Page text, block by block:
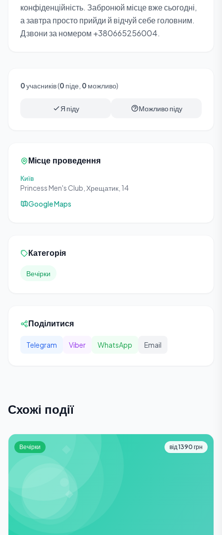
конфіденційність. Забронюй місце вже сьогодні,
а завтра просто прийди й відчуй себе головним.
Дзвони за номером +380665256004.
0учасників (0 піде, 0 можливо)
Я піду Можливо піду
Місце проведення
Київ
Princess Men's Club, Хрещатик, 14
Google Maps
Категорія
Вечірки
Поділитися
Telegram Viber WhatsApp Email
Схожі події
Вечірки від 1390 грн